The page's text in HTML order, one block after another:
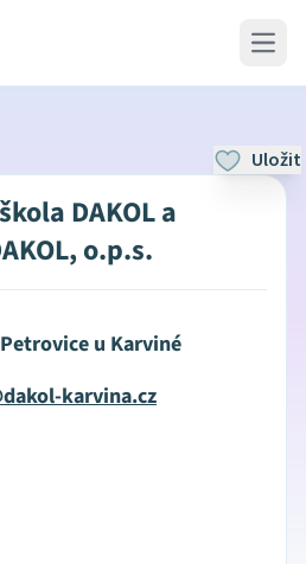
Open
Uložit
DAKOL a
o.p.s.
u Karviné
karvina.cz